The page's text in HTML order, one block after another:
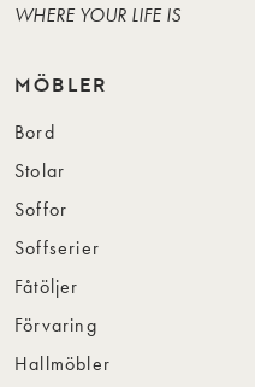
WHERE YOUR LIFE IS
MÖBLER
Bord
Stolar
Soffor
Soffserier
Fåtöljer
Förvaring
Hallmöbler